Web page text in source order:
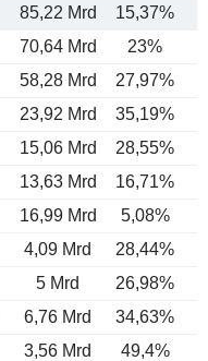
85,22 Mrd 15,37%
70,64 Mrd 23%
58,28 Mrd 27,97%
23,92 Mrd 35,19%
15,06 Mrd 28,55%
13,63 Mrd 16,71%
16,99 Mrd 5,08%
4,09 Mrd 28,44%
5 Mrd
26,98%
6,76 Mrd 34,63%
3,56 Mrd 49,4%